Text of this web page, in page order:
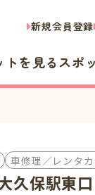
新規会員登録
を見るスポ
車修理／レンタカ
久保駅東口